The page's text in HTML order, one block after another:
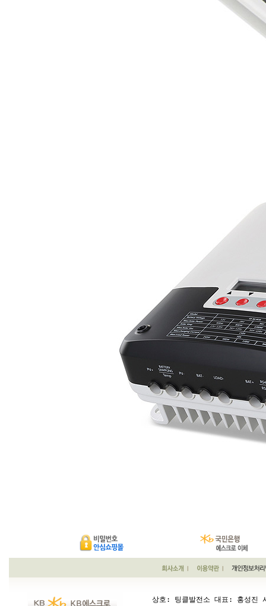
상호: 팅클발전소 대표: 홍성